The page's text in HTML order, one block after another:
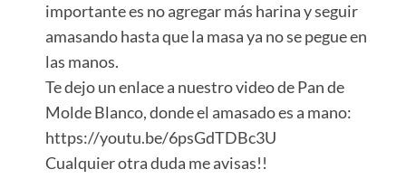
importante es no agregar más harina y seguir
amasando hasta que la masa ya no se pegue en
las manos.
Te dejo un enlace a nuestro video de Pan de
Molde Blanco, donde el amasado es a mano:
https://youtu.be/6psGdTDBc3U
Cualquier otra duda me avisas!!